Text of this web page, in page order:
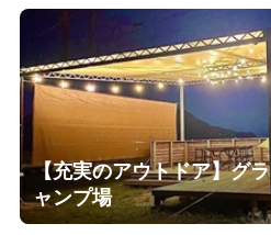
【充実のアウトドア】グ
ャンプ場